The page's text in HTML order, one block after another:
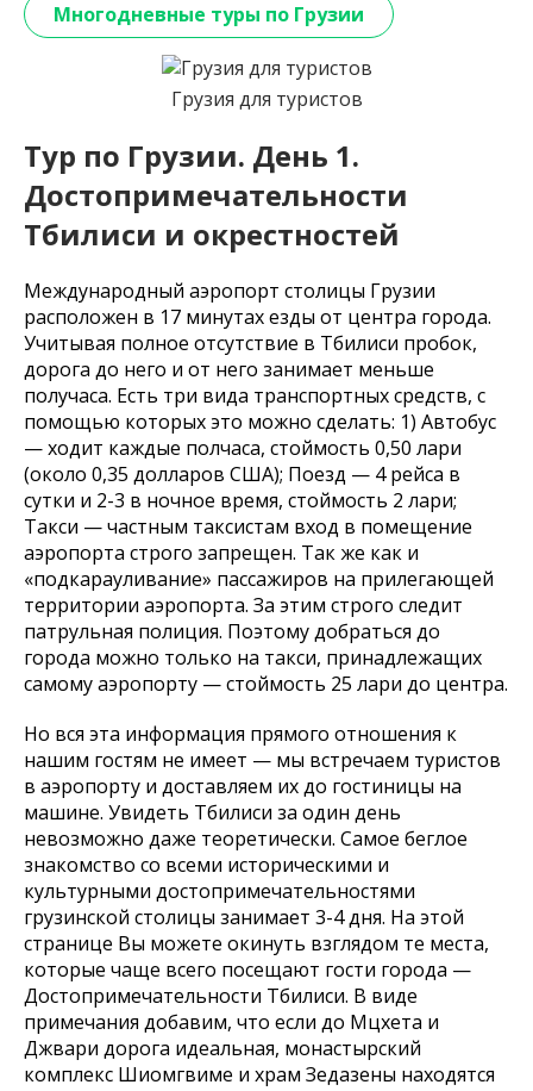
Многодневные туры по Грузии
Грузия для туристов
Тур по Грузии. День 1.
Достопримечательности
Тбилиси и окрестностей
Международный аэропорт столицы Грузии
расположен в 17 минутах езды от центра города.
Учитывая полное отсутствие в Тбилиси пробок,
дорога до него и от него занимает меньше
получаса. Есть три вида транспортных средств, с
помощью которых это можно сделать: 1) Автобус
— ходит каждые полчаса, стоймость 0,50 лари
(около 0,35 долларов США); Поезд — 4 рейса в
сутки и 2-3 в ночное время, стоймость 2 лари;
Такси — частным таксистам вход в помещение
аэропорта строго запрещен. Так же как и
«подкарауливание» пассажиров на прилегающей
территории аэропорта. За этим строго следит
патрульная полиция. Поэтому добраться до
города можно только на такси, принадлежащих
самому аэропорту — стоймость 25 лари до центра.
Но вся эта информация прямого отношения к
нашим гостям не имеет — мы встречаем туристов
в аэропорту и доставляем их до гостиницы на
машине. Увидеть Тбилиси за один день
невозможно даже теоретически. Самое беглое
знакомство со всеми историческими и
культурными достопримечательностями
грузинской столицы занимает 3-4 дня. На этой
странице Вы можете окинуть взглядом те места,
которые чаще всего посещают гости города —
Достопримечательности Тбилиси. В виде
примечания добавим, что если до Мцхета и
Джвари дорога идеальная, монастырский
комплекс Шиомгвиме и храм Зедазены находятся